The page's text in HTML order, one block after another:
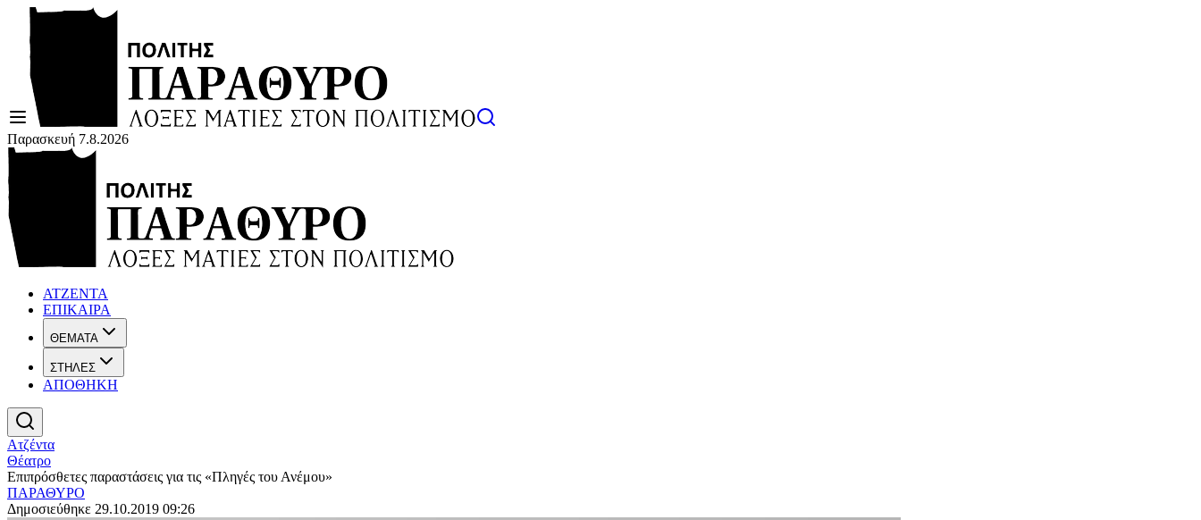
Παρασκευή 7.8.2026
ΑΤΖΕΝΤΑ
ΕΠΙΚΑΙΡΑ
ΘΕΜΑΤΑ
ΣΤΗΛΕΣ
ΑΠΟΘΗΚΗ
Ατζέντα
Θέατρο
Επιπρόσθετες παραστάσεις για τις «Πληγές του Ανέμου»
ΠΑΡΑΘΥΡΟ
Δημοσιεύθηκε 29.10.2019 09:26